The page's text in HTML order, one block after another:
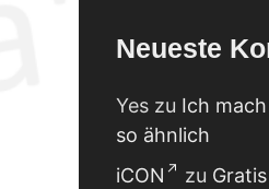
Neueste
Yes zu Ich
so ähnlich
iCON
zu